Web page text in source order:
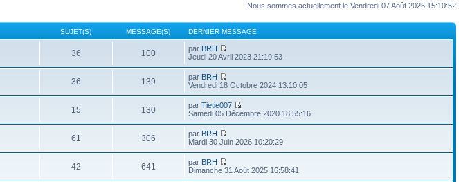
Nous sommes actuellement le Vendredi 07 Août 2026 15:10:52
SUJET(S) MESSAGE(S) DERNIER MESSAGE
36 100 par BRH
Jeudi 20 Avril 2023 21:19:53
36 139 par BRH
Vendredi 18 Octobre 2024 13:10:05
15 130 parTietie007
Samedi 05 Décembre 2020 18:55:16
61 306 par BRH
Mardi 30 Juin 2026 10:20:29
42 641 par BRH
Dimanche 31 Août 2025 16:58:41